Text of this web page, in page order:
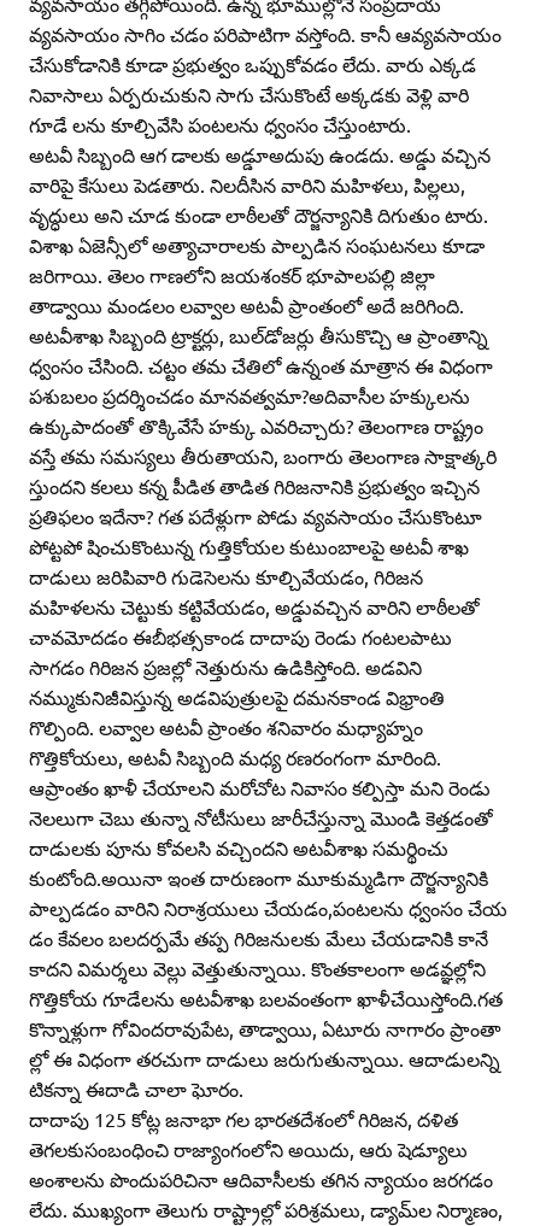
వ్యవసాయం సాగిం చడం పరిపాటిగా వస్తోంది. కానీ ఆవ్యవసాయం
చేసుకోడానికి కూడా ప్రభుత్వం ఒప్పుకోవడం లేదు. వారు ఎక్కడ
నివాసాలు ఏర్పరుచుకుని సాగు చేసుకొంటే అక్కడకు వెళ్లి వారి
గూడే లను కూల్చివేసి పంటలను ధ్వంసం చేస్తుంటారు.
అటవీ సిబ్బంది ఆగ డాలకు అడ్డూఅదుపు ఉండదు. అడ్డు వచ్చిన
వారిపై కేసులు పెడతారు. నిలదీసిన వారిని మహిళలు, పిల్లలు,
వృద్ధులు అని చూడ కుండా లాఠీలతో దౌర్జన్యానికి దిగుతుం టారు.
విశాఖ ఏజెన్సీలో అత్యాచారాలకు పాల్పడిన సంఘటనలు కూడా
జరిగాయి. తెలం గాణలోని జయశంకర్‌ భూపాలపల్లి జిల్లా
తాడ్వాయి మండలం లవ్వాల అటవీ ప్రాంతంలో అదే జరిగింది.
అటవీశాఖ సిబ్బంది ట్రాక్టర్లు, బుల్‌డోజర్లు తీసుకొచ్చి ఆ ప్రాంతాన్ని
ధ్వంసం చేసింది. చట్టం తమ చేతిలో ఉన్నంత మాత్రాన ఈ విధంగా
పశుబలం ప్రదర్శించడం మానవత్వమా?అదివాసీల హక్కులను
ఉక్కుపాదంతో తొక్కివేసే హక్కు ఎవరిచ్చారు? తెలంగాణ రాష్ట్రం
వస్తే తమ సమస్యలు తీరుతాయని, బంగారు తెలంగాణ సాక్షాత్కరి
స్తుందని కలలు కన్న పీడిత తాడిత గిరిజనానికి ప్రభుత్వం ఇచ్చిన
ప్రతిఫలం ఇదేనా? గత పదేళ్లుగా పోడు వ్యవసాయం చేసుకొంటూ
పోట్టపో షించుకొంటున్న గుత్తికోయల కుటుంబాలపై అటవీ శాఖ
దాడులు జరిపివారి గుడెసెలను కూల్చివేయడం, గిరిజన
మహిళలను చెట్టుకు కట్టివేయడం, అడ్డువచ్చిన వారిని లాఠీలతో
చావమోదడం ఈబీభత్సకాండ దాదాపు రెండు గంటలపాటు
సాగడం గిరిజన ప్రజల్లో నెత్తురును ఉడికిస్తోంది. అడవిని
నమ్ముకునిజీవిస్తున్న అడవిపుత్రులపై దమనకాండ విభ్రాంతి
గొల్పింది. లవ్వాల అటవీ ప్రాంతం శనివారం మధ్యాహ్నం
గొత్తికోయలు, అటవీ సిబ్బంది మధ్య రణరంగంగా మారింది.
ఆప్రాంతం ఖాళీ చేయాలని మరోచోట నివాసం కల్పిస్తా మని రెండు
నెలలుగా చెబు తున్నా నోటీసులు జారీచేస్తున్నా మొండి కెత్తడంతో
దాడులకు పూను కోవలసి వచ్చిందని అటవీశాఖ సమర్థించు
కుంటోంది.అయినా ఇంత దారుణంగా మూకుమ్మడిగా దౌర్జన్యానికి
పాల్పడడం వారిని నిరాశ్రయులు చేయడం,పంటలను ధ్వంసం చేయ
డం కేవలం బలదర్పమే తప్ప గిరిజనులకు మేలు చేయడానికి కానే
కాదని విమర్శలు వెల్లు వెత్తుతున్నాయి. కొంతకాలంగా అడవ్ఞల్లోని
గొత్తికోయ గూడేలను అటవీశాఖ బలవంతంగా ఖాళీచేయిస్తోంది.గత
కొన్నాళ్లుగా గోవిందరావుపేట, తాడ్వాయి, ఏటూరు నాగారం ప్రాంతా
ల్లో ఈ విధంగా తరచుగా దాడులు జరుగుతున్నాయి. ఆదాడులన్ని
టికన్నా ఈదాడి చాలా ఘోరం.
దాదాపు 125 కోట్ల జనాభా గల భారతదేశంలో గిరిజన, దళిత
తెగలకుసంబంధించి రాజ్యాంగంలోని అయిదు, ఆరు షెడ్యూలు
అంశాలను పొందుపరిచినా ఆదివాసీలకు తగిన న్యాయం జరగడం
లేదు. ముఖ్యంగా తెలుగు రాష్ట్రాల్లో పరిశ్రమలు, డ్యామ్‌ల నిర్మాణం,